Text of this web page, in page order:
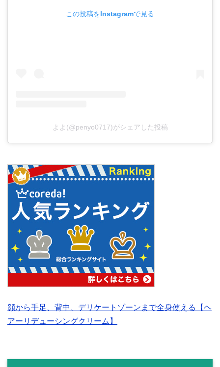
この投稿をInstagramで見る
よよ(@penyo0717)がシェアした投稿
顔から手足、背中、デリケートゾーンまで全身使える【ヘ
アーリデューシングクリーム】